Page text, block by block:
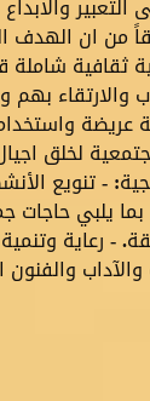
التعبير
من ان الهدف
ثقافية
والارتقاء
عريضة
لخلق
- تنويع
بما يلبي حاجات
- رعاية
والفنون